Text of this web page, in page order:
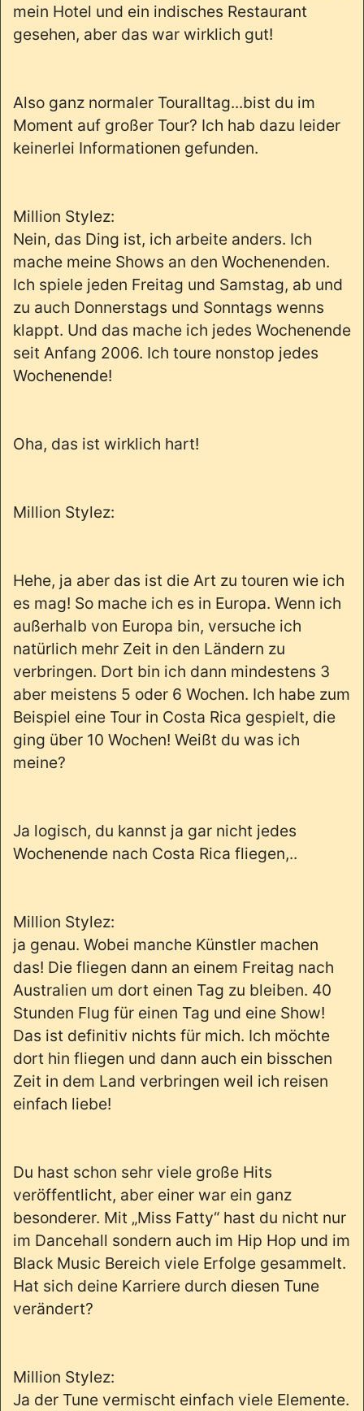
mein Hotel und ein indisches Restaurant
gesehen, aber das war wirklich gut!
Also ganz normaler Touralltag...bist du im
Moment auf großer Tour? Ich hab dazu leider
keinerlei Informationen gefunden.
Million Stylez:
Nein, das Ding ist, ich arbeite anders. Ich
mache meine Shows an den Wochenenden.
Ich spiele jeden Freitag und Samstag, ab und
zu auch Donnerstags und Sonntags wenns
klappt. Und das mache ich jedes Wochenende
seit Anfang 2006. Ich toure nonstop jedes
Wochenende!
Oha, das ist wirklich hart!
Million Stylez:
Hehe, ja aber das ist die Art zu touren wie ich
es mag! So mache ich es in Europa. Wenn ich
außerhalb von Europa bin, versuche ich
natürlich mehr Zeit in den Ländern zu
verbringen. Dort bin ich dann mindestens 3
aber meistens 5 oder 6 Wochen. Ich habe zum
Beispiel eine Tour in Costa Rica gespielt, die
ging über 10 Wochen! Weißt du was ich
meine?
Ja logisch, du kannst ja gar nicht jedes
Wochenende nach Costa Rica fliegen,..
Million Stylez:
ja genau. Wobei manche Künstler machen
das! Die fliegen dann an einem Freitag nach
Australien um dort einen Tag zu bleiben. 40
Stunden Flug für einen Tag und eine Show!
Das ist definitiv nichts für mich. Ich möchte
dort hin fliegen und dann auch ein bisschen
Zeit in dem Land verbringen weil ich reisen
einfach liebe!
Du hast schon sehr viele große Hits
veröffentlicht, aber einer war ein ganz
besonderer. Mit „Miss Fatty“ hast du nicht nur
im Dancehall sondern auch im Hip Hop und im
Black Music Bereich viele Erfolge gesammelt.
Hat sich deine Karriere durch diesen Tune
verändert?
Million Stylez:
Ja der Tune vermischt einfach viele Elemente.